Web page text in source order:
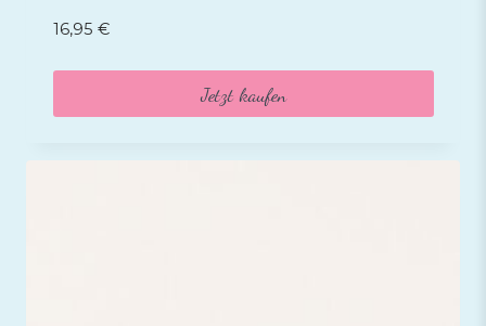
16,95 €
Jetzt kaufen